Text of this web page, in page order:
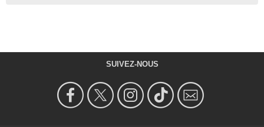
SUIVEZ-NOUS